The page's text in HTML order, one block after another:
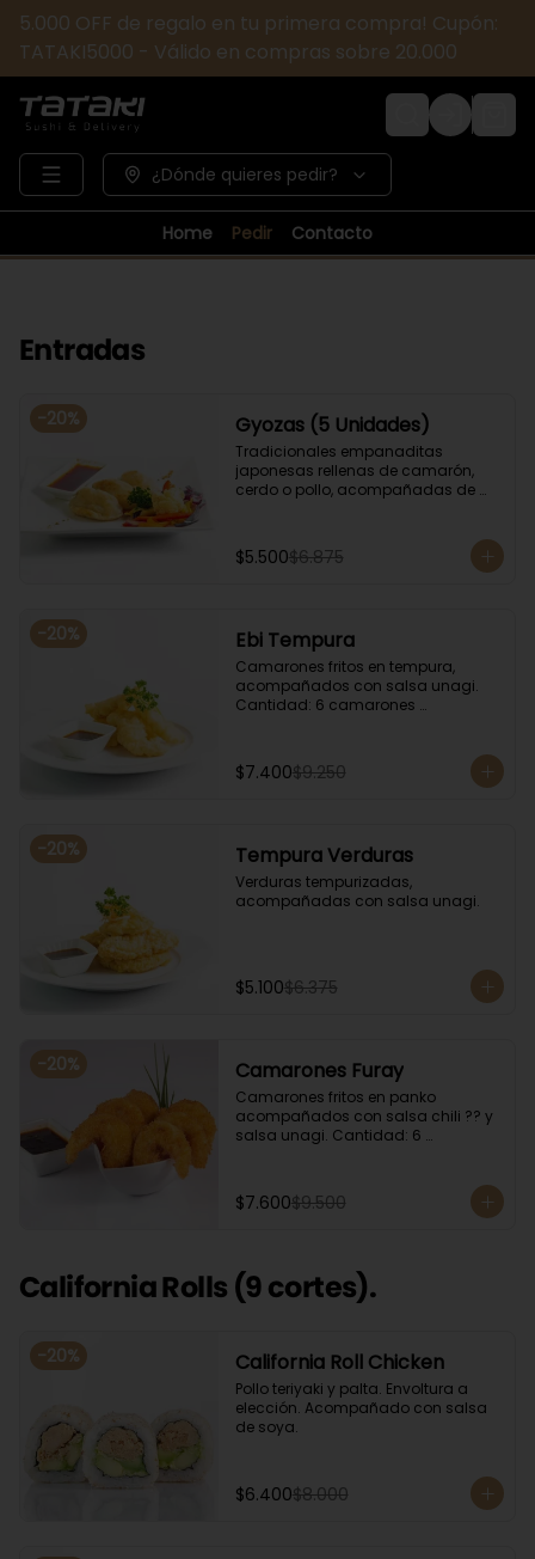
5.000 OFF de regalo en tu primera compra! Cupón:
TATAKI5000 - Válido en compras sobre 20.000
Login
¿Dónde quieres pedir?
Home Pedir Contacto
Entradas
-20% Gyozas (5 Unidades)
Tradicionales empanaditas
japonesas rellenas de camarón,
cerdo o pollo, acompañadas de
$5.500$6.875
-20% Ebi Tempura
Camarones fritos en tempura,
acompañados con salsa unagi.
Cantidad: 6 camarones
$7.400$9.250
-20% Tempura Verduras
Verduras tempurizadas,
acompañadas con salsa unagi.
$5.100$6.375
-20% Camarones Furay
Camarones fritos en panko
acompañados con salsa chili ?? y
salsa unagi. Cantidad: 6
$7.600$9.500
California Rolls (9 cortes).
-20% California Roll Chicken
Pollo teriyaki y palta. Envoltura a
elección. Acompañado con salsa
de soya.
$6.400$8.000